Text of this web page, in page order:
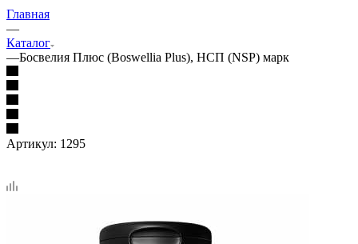
Главная
—
Каталог
—Босвелия Плюс (Boswellia Plus), НСП (NSP) марк
Артикул: 1295